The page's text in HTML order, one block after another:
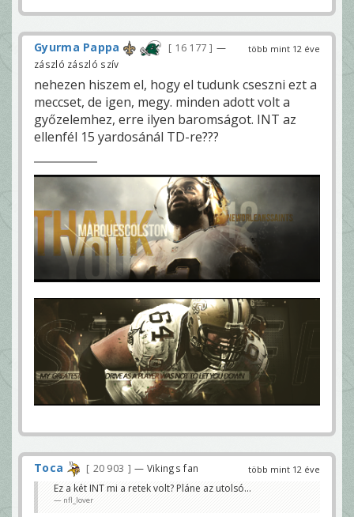
több mint 12 éve
Gyurma Pappa 16 177
—
zászló zászló szív
nehezen hiszem el, hogy el tudunk cseszni ezt a
meccset, de igen, megy. minden adott volt a
győzelemhez, erre ilyen baromságot. INT az
ellenfél 15 yardosánál TD-re???
több mint 12 éve
Toca 20 903 — Vikings fan
Ez a két INT mi a retek volt? Pláne az utolsó...
nfl_lover